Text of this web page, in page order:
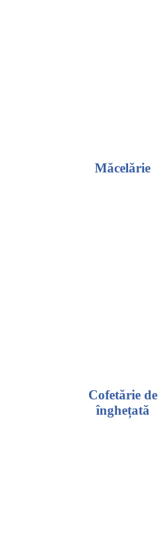
Măcelărie
Cofetărie de
înghețată